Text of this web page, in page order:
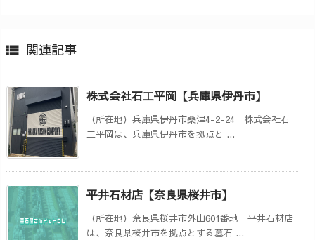
 関連記事
株式会社石工平岡【兵庫県伊丹市】
（所在地）兵庫県伊丹市桑津4-2-24 株式会社石
工平岡は、兵庫県伊丹市を拠点と ...
平井石材店【奈良県桜井市】
（所在地）奈良県桜井市外山601番地 平井石材店
は、奈良県桜井市を拠点とする墓石 ...